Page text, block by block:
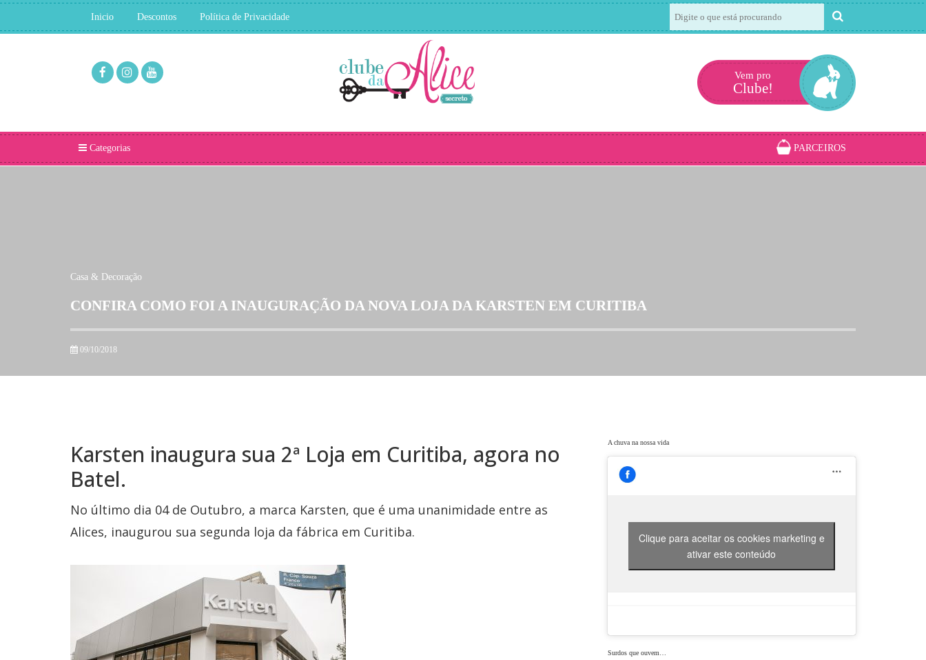
Inicio Descontos Política de Privacidade
Vem pro
Clube!
Categorias PARCEIROS
Casa & Decoração
CONFIRA COMO FOI A INAUGURAÇÃO DA NOVA LOJA DA KARSTEN EM CURITIBA
09/10/2018
Karsten inaugura sua 2ª Loja em Curitiba, agora no
Batel.
No último dia 04 de Outubro, a marca Karsten, que é uma unanimidade entre as
Alices, inaugurou sua segunda loja da fábrica em Curitiba.
A chuva na nossa vida
Clique para aceitar os cookies marketing e
ativar este conteúdo
Surdos que ouvem…